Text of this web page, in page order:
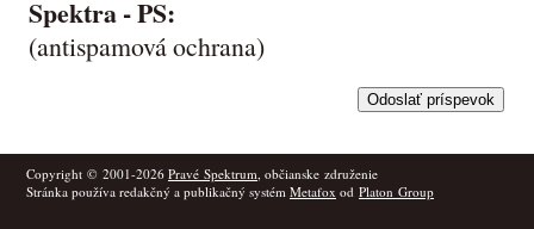
Spektra -PS:
(antispamová ochrana)
Copyright © 2001-2026 Pravé Spektrum, občianske združenie
Stránka používa redakčný a publikačný systém Metafox od Platon Group